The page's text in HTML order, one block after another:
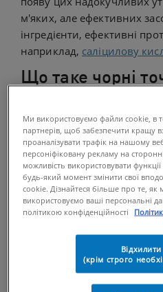
м'яких, але ефективних
інгредієнти, ефективні
наприклад, саліцилову
Що таке чорні
комедони. Коли пори
бактеріями або
призводить до появи
утворень на поверхні
комедонів). Ці комедони
одним із двох способів:
комедони) або чорні цятки
Що стосується білих цяток,
повністю закриті, що
або тілесної опуклості.
Ми використовуємо файли cookie, в
партнерів, щоб забезпечити кращу
проаналізувати трафік на нашому
персоніфіковану рекламу на
можливість використовувати
будь-який момент змінити свої
cookie. Дізнайтеся більше про те, як
використовуємо ваші персональні
політикою конфіденційності
(крім строго